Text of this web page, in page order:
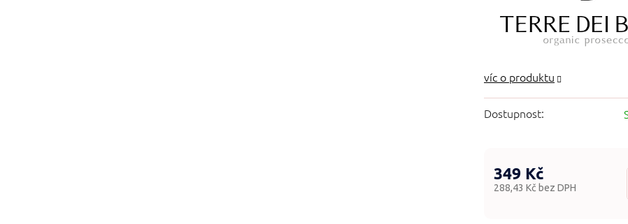
Dostupnost:
349 Kč
288,43 Kč bez DPH